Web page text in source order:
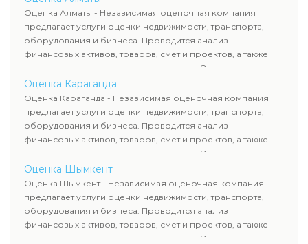
рассчитывают ущерб. Все отчеты соответствуют
требованиям законодательства и используются для
сделок, кредитования и судебных процессов.
Оценка Алматы - Независимая оценочная компания
предлагает услуги оценки недвижимости, транспорта,
оборудования и бизнеса. Проводится анализ
финансовых активов, товаров, смет и проектов, а также
оценка животных и недропользования. Эксперты
определяют рыночную стоимость имущества и
рассчитывают ущерб. Все отчеты соответствуют
требованиям законодательства и используются для
сделок, кредитования и судебных процессов.
Оценка Караганда
Оценка Караганда - Независимая оценочная компания
предлагает услуги оценки недвижимости, транспорта,
оборудования и бизнеса. Проводится анализ
финансовых активов, товаров, смет и проектов, а также
оценка животных и недропользования. Эксперты
определяют рыночную стоимость имущества и
рассчитывают ущерб. Все отчеты соответствуют
требованиям законодательства и используются для
сделок, кредитования и судебных процессов.
Оценка Шымкент
Оценка Шымкент - Независимая оценочная компания
предлагает услуги оценки недвижимости, транспорта,
оборудования и бизнеса. Проводится анализ
финансовых активов, товаров, смет и проектов, а также
оценка животных и недропользования. Эксперты